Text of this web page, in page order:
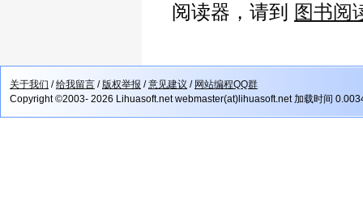
阅读器，请到 图书阅
关于我们 /给我留言 /版权举报 /意见建议 / 网站编程QQ群
Copyright ©2003- 2026 Lihuasoft.net webmaster(at)lihuasoft.net 加载时间